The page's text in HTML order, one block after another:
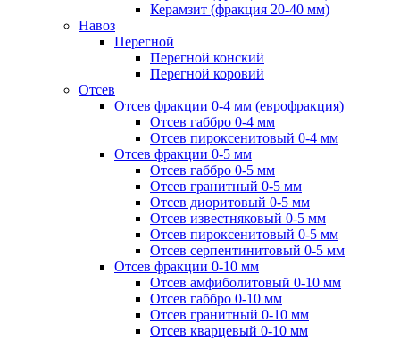
Керамзит (фракция 20-40 мм)
Навоз
Перегной
Перегной конский
Перегной коровий
Отсев
Отсев фракции 0-4 мм (еврофракция)
Отсев габбро 0-4 мм
Отсев пироксенитовый 0-4 мм
Отсев фракции 0-5 мм
Отсев габбро 0-5 мм
Отсев гранитный 0-5 мм
Отсев диоритовый 0-5 мм
Отсев известняковый 0-5 мм
Отсев пироксенитовый 0-5 мм
Отсев серпентинитовый 0-5 мм
Отсев фракции 0-10 мм
Отсев амфиболитовый 0-10 мм
Отсев габбро 0-10 мм
Отсев гранитный 0-10 мм
Отсев кварцевый 0-10 мм